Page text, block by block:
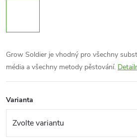
Grow Soldier je vhodný pro všechny
média a všechny metody pěstování.
Varianta